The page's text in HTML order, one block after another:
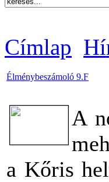
Címlap
Élménybeszámoló 9.F
A
a Kőris